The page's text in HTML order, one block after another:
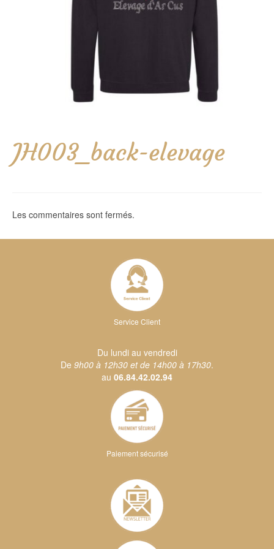
JH003_back-elevage
Les commentaires sont fermés.
Service Client
Du lundi au vendredi
De 9h00 à 12h30 et de 14h00 à 17h30.
au 06.84.42.02.94
Paiement sécurisé